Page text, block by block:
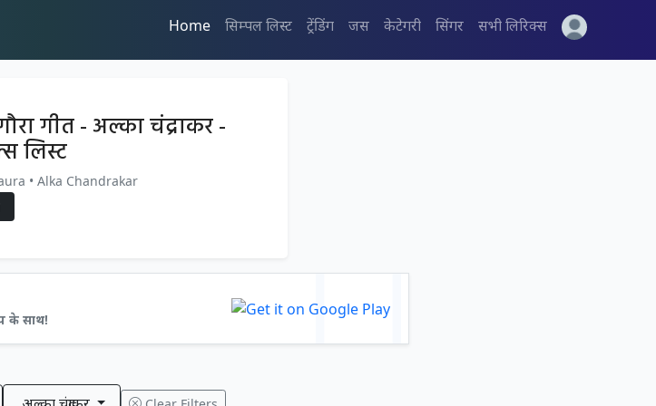
Home सिम्पल लिस्ट ट्रेंडिंग जस केटेगरी सिंगर सभी लिरिक्स
गीत - अल्का चंद्राकर -
लिस्ट
• Alka Chandrakar
के साथ!